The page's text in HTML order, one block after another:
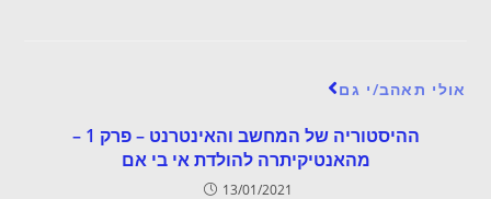
אולי תאהב/י גם
ההיסטוריה של המחשב והאינטרנט – פרק 1 –
מהאנטיקיתרה להולדת אי בי אם
13/01/2021